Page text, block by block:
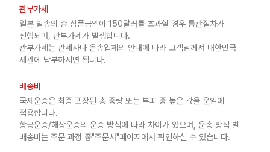
관부가세
일본 발송의 총 상품금액이 150달러를 초과할 경우 통관절차가
진행되며, 관부가세가 발생합니다.
관부가세는 관세사나 운송업체의 안내에 따라 고객님께서 대한민국
세관에 납부하시면 됩니다.
배송비
국제운송은 최종 포장된 총 중량 또는 부피 중 높은 값을 운임에
적용합니다.
항공운송/해상운송의 운송 방식에 따라 차이가 있으며, 운송 방식 별
배송비는 주문 과정 중"주문서"페이지에서 확인하실 수 있습니다.